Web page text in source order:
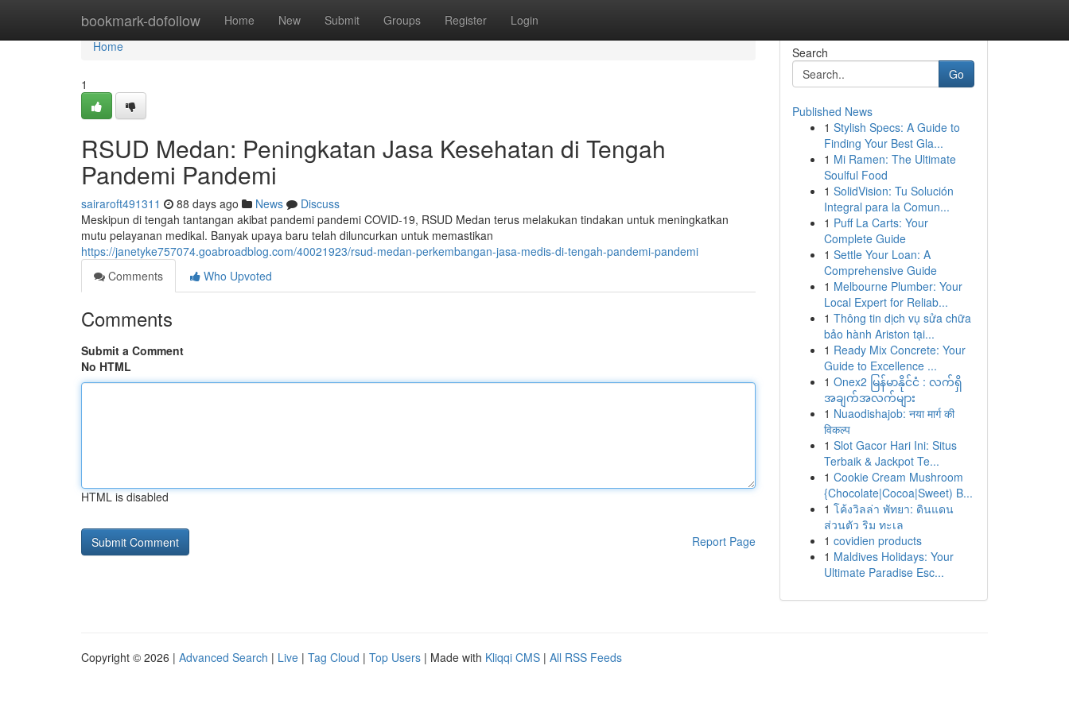
bookmark-dofollow Home New Submit Groups Register Login
Home
Home
1
RSUD Medan: Peningkatan Jasa Kesehatan di Tengah
Pandemi Pandemi
sairaroft491311 88 days ago News
Discuss
Meskipun di tengah tantangan akibat pandemi pandemi COVID-19, RSUD Medan terus melakukan tindakan untuk meningkatkan
mutu pelayanan medikal. Banyak upaya baru telah diluncurkan untuk memastikan
https://janetyke757074.goabroadblog.com/40021923/rsud-medan-perkembangan-jasa-medis-di-tengah-pandemi-pandemi
Comments
Who Upvoted
Comments
Submit a Comment
No HTML
HTML is disabled
Report Page
Search
Go
Published News
1 Stylish Specs: A Guide to
Finding Your Best Gla...
1 Mi Ramen: The Ultimate
Soulful Food
1 SolidVision: Tu Solución
Integral para la Comun...
1 Puff La Carts: Your
Complete Guide
1 Settle Your Loan: A
Comprehensive Guide
1 Melbourne Plumber: Your
Local Expert for Reliab...
1 Thông tin dịch vụ sửa chữa
bảo hành Ariston tại...
1 Ready Mix Concrete: Your
Guide to Excellence ...
1 Onex2 မြန်မာနိုင်ငံ : လက်ရှိ
အချက်အလက်များ
1 Nuaodishajob: नया मार्ग की
विकल्प
1 Slot Gacor Hari Ini: Situs
Terbaik & Jackpot Te...
1 Cookie Cream Mushroom
{Chocolate|Cocoa|Sweet) B...
1 โค้งวิลล่า พัทยา: ดินแดน
ส่วนตัว ริม ทะเล
1 covidien products
1 Maldives Holidays: Your
Ultimate Paradise Esc...
Copyright © 2026 | Advanced Search | Live | Tag Cloud | Top Users | Made with Kliqqi CMS | All RSS Feeds